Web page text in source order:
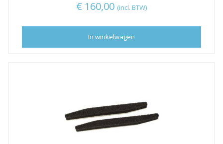
€ 160,00 (incl. BTW)
In winkelwagen